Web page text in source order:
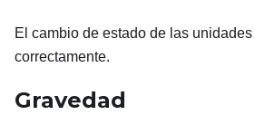
El cambio de estado de las
correctamente.
Gravedad